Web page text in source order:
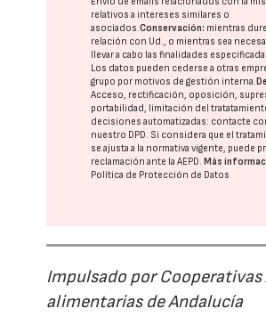
relativos a intereses similares o
asociados.Conservación: mientras
relación con Ud., o mientras sea
llevar a cabo las finalidades
Los datos pueden cederse a otras
grupo por motivos de gestión interna.
Acceso, rectificación, oposición,
portabilidad, limitación del
decisiones automatizadas: contacte
nuestro DPD. Si considera que el
se ajusta a la normativa vigente, puede
reclamación ante laAEPD. Más
Política de Protección de Datos
Impulsado por
alimentarias de Andalucía